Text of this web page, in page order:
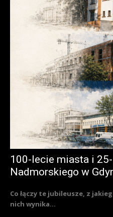
100-lecie miasta i
Nadmorskiego w
Co łączy te jubileusze, z
nich wynika...